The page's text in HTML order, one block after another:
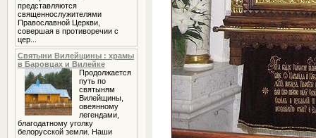
представляются
священнослужителями
Православной Церкви,
совершая в противоречии с
цер...
Святыни Вилейщины : храмы
в Баровцах и Вилейке
Продолжается
путь по
святыням
Вилейщины,
овеянному
легендами,
благодатному уголку
белорусской земли. Наши